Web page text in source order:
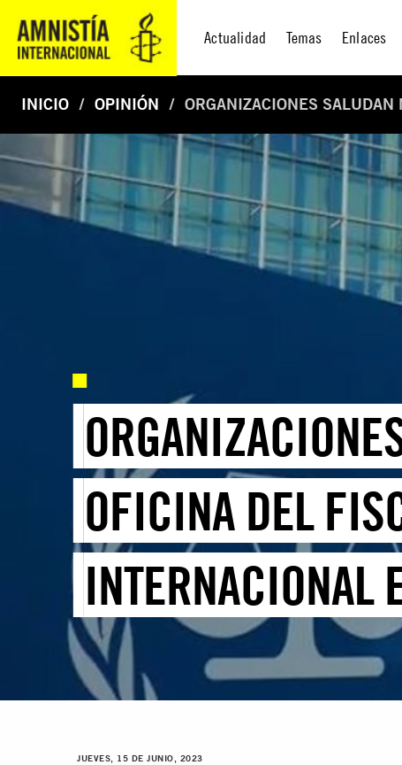
Actualidad Temas Enlaces
INICIO OPINIÓN ORGANIZACIONES
OFICINA DEL
INTERNACIONAL
JUEVES, 15 DE JUNIO, 2023